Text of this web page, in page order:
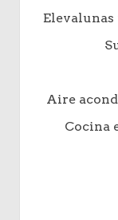
Aire
Cocina